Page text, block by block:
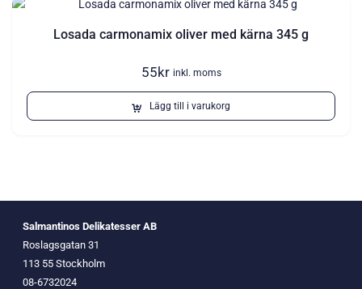
Losada carmonamix oliver med kärna 345 g
55kr inkl. moms
Lägg till i varukorg
Salmantinos Delikatesser AB
Roslagsgatan 31
113 55 Stockholm
08-6732024